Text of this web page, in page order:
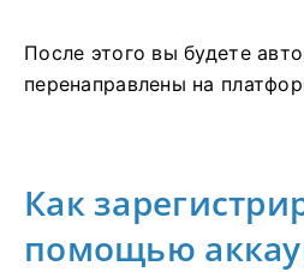
После этого вы будете
перенаправлены на
Как
помощью